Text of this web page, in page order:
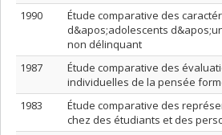
1990
Étude comparative des
d&apos;adolescents
non délinquant
1987
Étude comparative des
individuelles de la pensée
1983
Étude comparative des
chez des étudiants et des